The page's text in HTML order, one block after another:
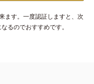
ます。一度認証しますと、次
るのでおすすめです。